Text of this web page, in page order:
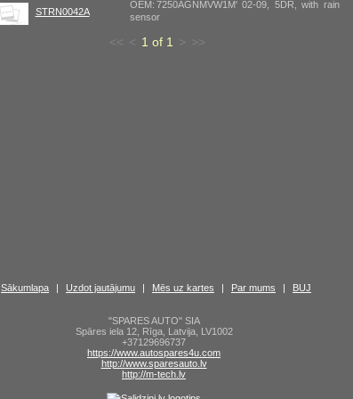
STRN0042A
OEM: 7250AGNMVW1M' 02-09, 5DR, with rain
sensor
<< < 1 of 1 > >>
Sākumlapa | Uzdot jautājumu | Mēs uz kartes | Par mums | BUJ
"SPARES AUTO" SIA
Spāres iela 12, Rīga, Latvija, LV1002
+37129696737
https://www.autospares4u.com
http://www.sparesauto.lv
http://m-tech.lv